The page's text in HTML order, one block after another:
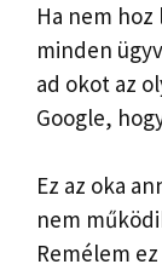
Ha nem
minden
ad okot az
Google,
Ez az oka
nem
Remélem